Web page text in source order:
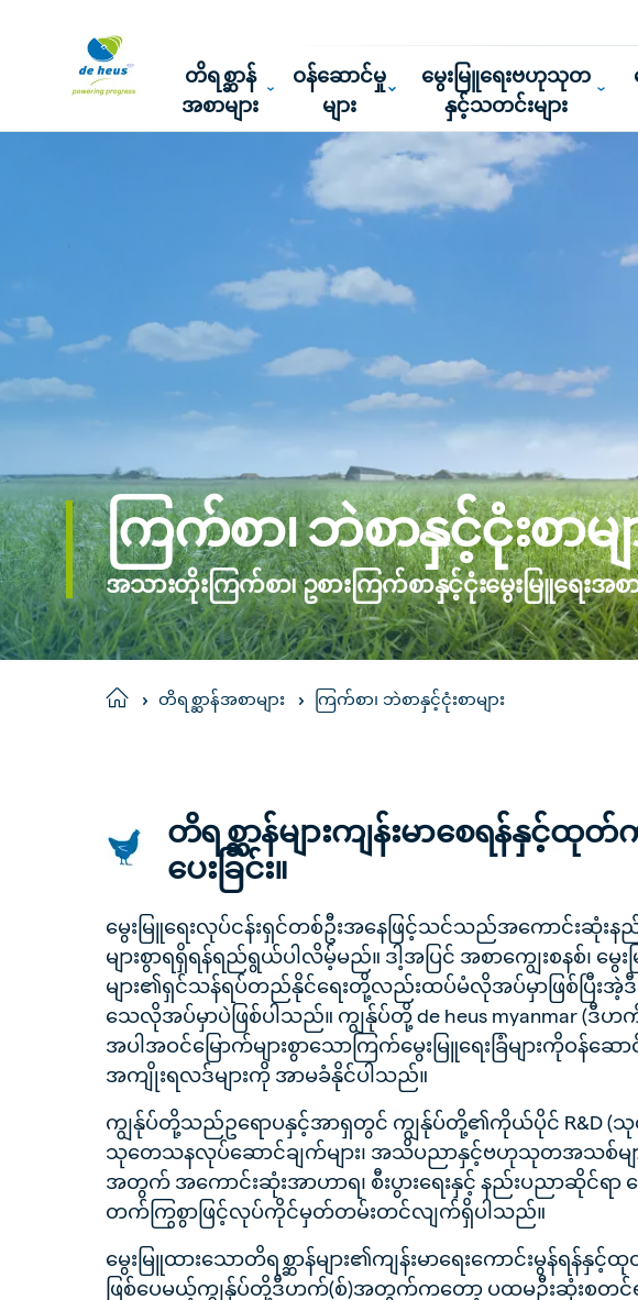
တိရစ္ဆာန်
အစာများ
ဝန်ဆောင်မှု
များ
မွေးမြူရေးဗဟုသုတ
နှင့်သတင်းများ
ကြက်စာ၊ ဘဲစာနှင့်ငုံးစာမျ
အသားတိုးကြက်စာ၊ ဥစားကြက်စာနှင့်ငုံးမွေးမြူရေးအစာ
Home တိရစ္ဆာန်အစာများ ကြက်စာ၊ ဘဲစာနှင့်ငုံးစာများ
တိရစ္ဆာန်များကျန်းမာစေရန်
ပေးခြင်း။
မွေးမြူရေးလုပ်ငန်းရှင်တစ်ဦးအနေဖြင့်သင်သည်အကောင်းဆုံးနည်
များစွာရရှိရန်ရည်ရွယ်ပါလိမ့်မည်။ ဒါ့အပြင် အစာကျွေးစနစ်၊ မွေ
များ၏ရှင်သန်ရပ်တည်နိုင်ရေးတို့လည်းထပ်မံလိုအပ်မှာဖြစ်ပြီး
သေလိုအပ်မှာပဲဖြစ်ပါသည်။ ကျွန်ုပ်တို့ de heus myanmar (ဒီဟက်(စ်)
အပါအဝင်မြောက်များစွာသောကြက်မွေးမြူရေးခြံများကိုဝ
အကျိုးရလဒ်များကို အာမခံနိုင်ပါသည်။
ကျွန်ုပ်တို့သည်ဥရောပနှင့်အာရှတွင် ကျွန်ုပ်တို့၏ကိုယ်ပိုင် R&D (
သုတေသနလုပ်ဆောင်ချက်များ၊ အသိပညာနှင့်ဗဟုသုတအသစ်မျ
အတွက် အကောင်းဆုံးအာဟာရ၊ စီးပွားရေးနှင့် နည်းပညာဆိုင်ရာ
တက်ကြွစွာဖြင့်လုပ်ကိုင်မှတ်တမ်းတင်လျက်ရှိပါသည်။
မွေးမြူထားသောတိရစ္ဆာန်များ၏ကျန်းမာရေးကောင်းမွ
ဖြစ်ပေမယ့်ကျွန်ုပ်တို့ဒီဟက်(စ်)အတွက်ကတော့ ပထမဦးဆုံးစတင်